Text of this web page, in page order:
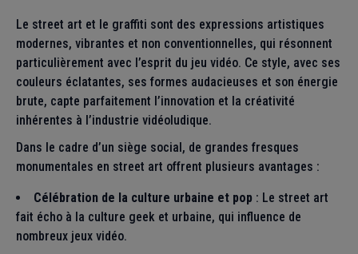
Le street art et le graffiti sont des expressions artistiques
modernes, vibrantes et non conventionnelles, qui résonnent
particulièrement avec l’esprit du jeu vidéo. Ce style, avec ses
couleurs éclatantes, ses formes audacieuses et son énergie
brute, capte parfaitement l’innovation et la créativité
inhérentes à l’industrie vidéoludique.
Dans le cadre d’un siège social, de grandes fresques
monumentales en street art offrent plusieurs avantages :
Célébration de la culture urbaine et pop : Le street art
fait écho à la culture geek et urbaine, qui influence de
nombreux jeux vidéo.